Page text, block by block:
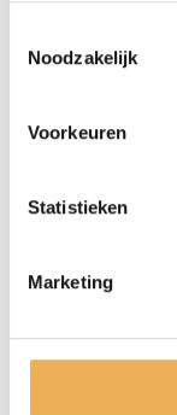
Noodzakelijk
Voorkeuren
Statistieken
Marketing
Mijn
deze